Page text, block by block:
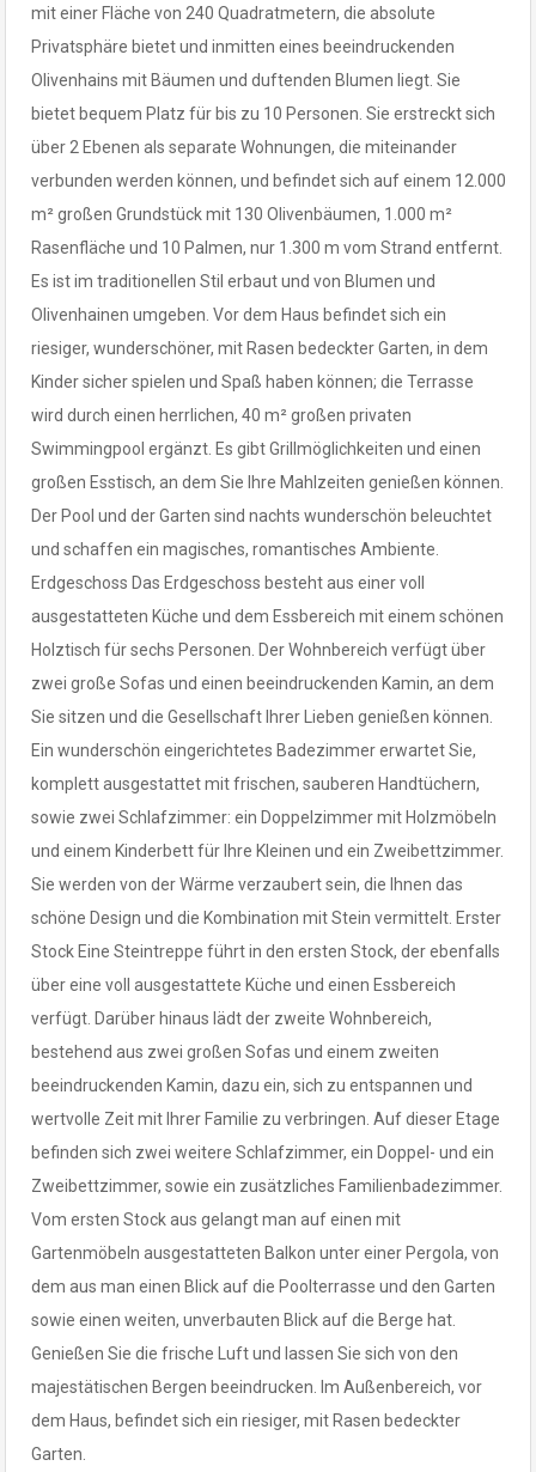
mit einer Fläche von 240 Quadratmetern, die absolute
Privatsphäre bietet und inmitten eines beeindruckenden
Olivenhains mit Bäumen und duftenden Blumen liegt. Sie
bietet bequem Platz für bis zu 10 Personen. Sie erstreckt sich
über 2 Ebenen als separate Wohnungen, die miteinander
verbunden werden können, und befindet sich auf einem 12.000
m² großen Grundstück mit 130 Olivenbäumen, 1.000 m²
Rasenfläche und 10 Palmen, nur 1.300 m vom Strand entfernt.
Es ist im traditionellen Stil erbaut und von Blumen und
Olivenhainen umgeben. Vor dem Haus befindet sich ein
riesiger, wunderschöner, mit Rasen bedeckter Garten, in dem
Kinder sicher spielen und Spaß haben können; die Terrasse
wird durch einen herrlichen, 40 m² großen privaten
Swimmingpool ergänzt. Es gibt Grillmöglichkeiten und einen
großen Esstisch, an dem Sie Ihre Mahlzeiten genießen können.
Der Pool und der Garten sind nachts wunderschön beleuchtet
und schaffen ein magisches, romantisches Ambiente.
Erdgeschoss Das Erdgeschoss besteht aus einer voll
ausgestatteten Küche und dem Essbereich mit einem schönen
Holztisch für sechs Personen. Der Wohnbereich verfügt über
zwei große Sofas und einen beeindruckenden Kamin, an dem
Sie sitzen und die Gesellschaft Ihrer Lieben genießen können.
Ein wunderschön eingerichtetes Badezimmer erwartet Sie,
komplett ausgestattet mit frischen, sauberen Handtüchern,
sowie zwei Schlafzimmer: ein Doppelzimmer mit Holzmöbeln
und einem Kinderbett für Ihre Kleinen und ein Zweibettzimmer.
Sie werden von der Wärme verzaubert sein, die Ihnen das
schöne Design und die Kombination mit Stein vermittelt. Erster
Stock Eine Steintreppe führt in den ersten Stock, der ebenfalls
über eine voll ausgestattete Küche und einen Essbereich
verfügt. Darüber hinaus lädt der zweite Wohnbereich,
bestehend aus zwei großen Sofas und einem zweiten
beeindruckenden Kamin, dazu ein, sich zu entspannen und
wertvolle Zeit mit Ihrer Familie zu verbringen. Auf dieser Etage
befinden sich zwei weitere Schlafzimmer, ein Doppel- und ein
Zweibettzimmer, sowie ein zusätzliches Familienbadezimmer.
Vom ersten Stock aus gelangt man auf einen mit
Gartenmöbeln ausgestatteten Balkon unter einer Pergola, von
dem aus man einen Blick auf die Poolterrasse und den Garten
sowie einen weiten, unverbauten Blick auf die Berge hat.
Genießen Sie die frische Luft und lassen Sie sich von den
majestätischen Bergen beeindrucken. Im Außenbereich, vor
dem Haus, befindet sich ein riesiger, mit Rasen bedeckter
Garten.